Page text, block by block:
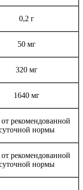
0,2 г
50 мг
320 мг
1640 мг
рекомендованной
нормы
рекомендованной
нормы